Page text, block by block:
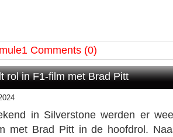
Comments (0)
rol in F1-film met Brad Pitt
in Silverstone werden er
met Brad Pitt in de hoofdrol.